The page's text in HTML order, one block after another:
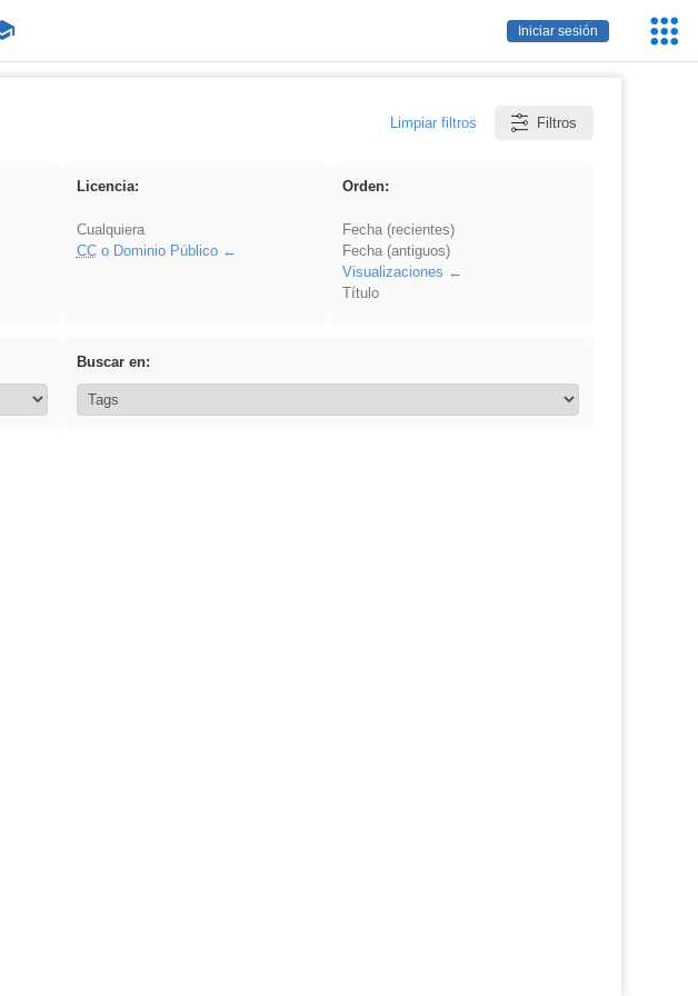
Iniciar sesión
Limpiar filtros Filtros
Licencia:
Cualquiera
CCo Dominio Público
Orden:
Fecha (recientes)
Fecha (antiguos)
Visualizaciones
Título
Buscar en: